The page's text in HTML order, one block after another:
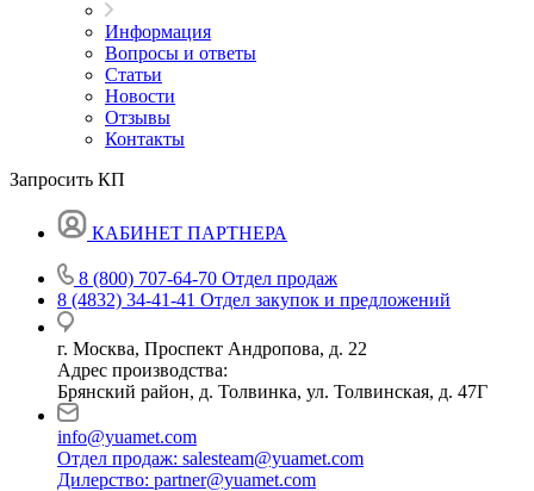
Информация
Вопросы и ответы
Статьи
Новости
Отзывы
Контакты
Запросить КП
КАБИНЕТ ПАРТНЕРА
8 (800) 707-64-70 Отдел продаж
8 (4832) 34-41-41 Отдел закупок и предложений
г. Москва, Проспект Андропова, д. 22
Адрес производства:
Брянский район, д. Толвинка, ул. Толвинская, д. 47Г
info@yuamet.com
Отдел продаж: salesteam@yuamet.com
Дилерство: partner@yuamet.com